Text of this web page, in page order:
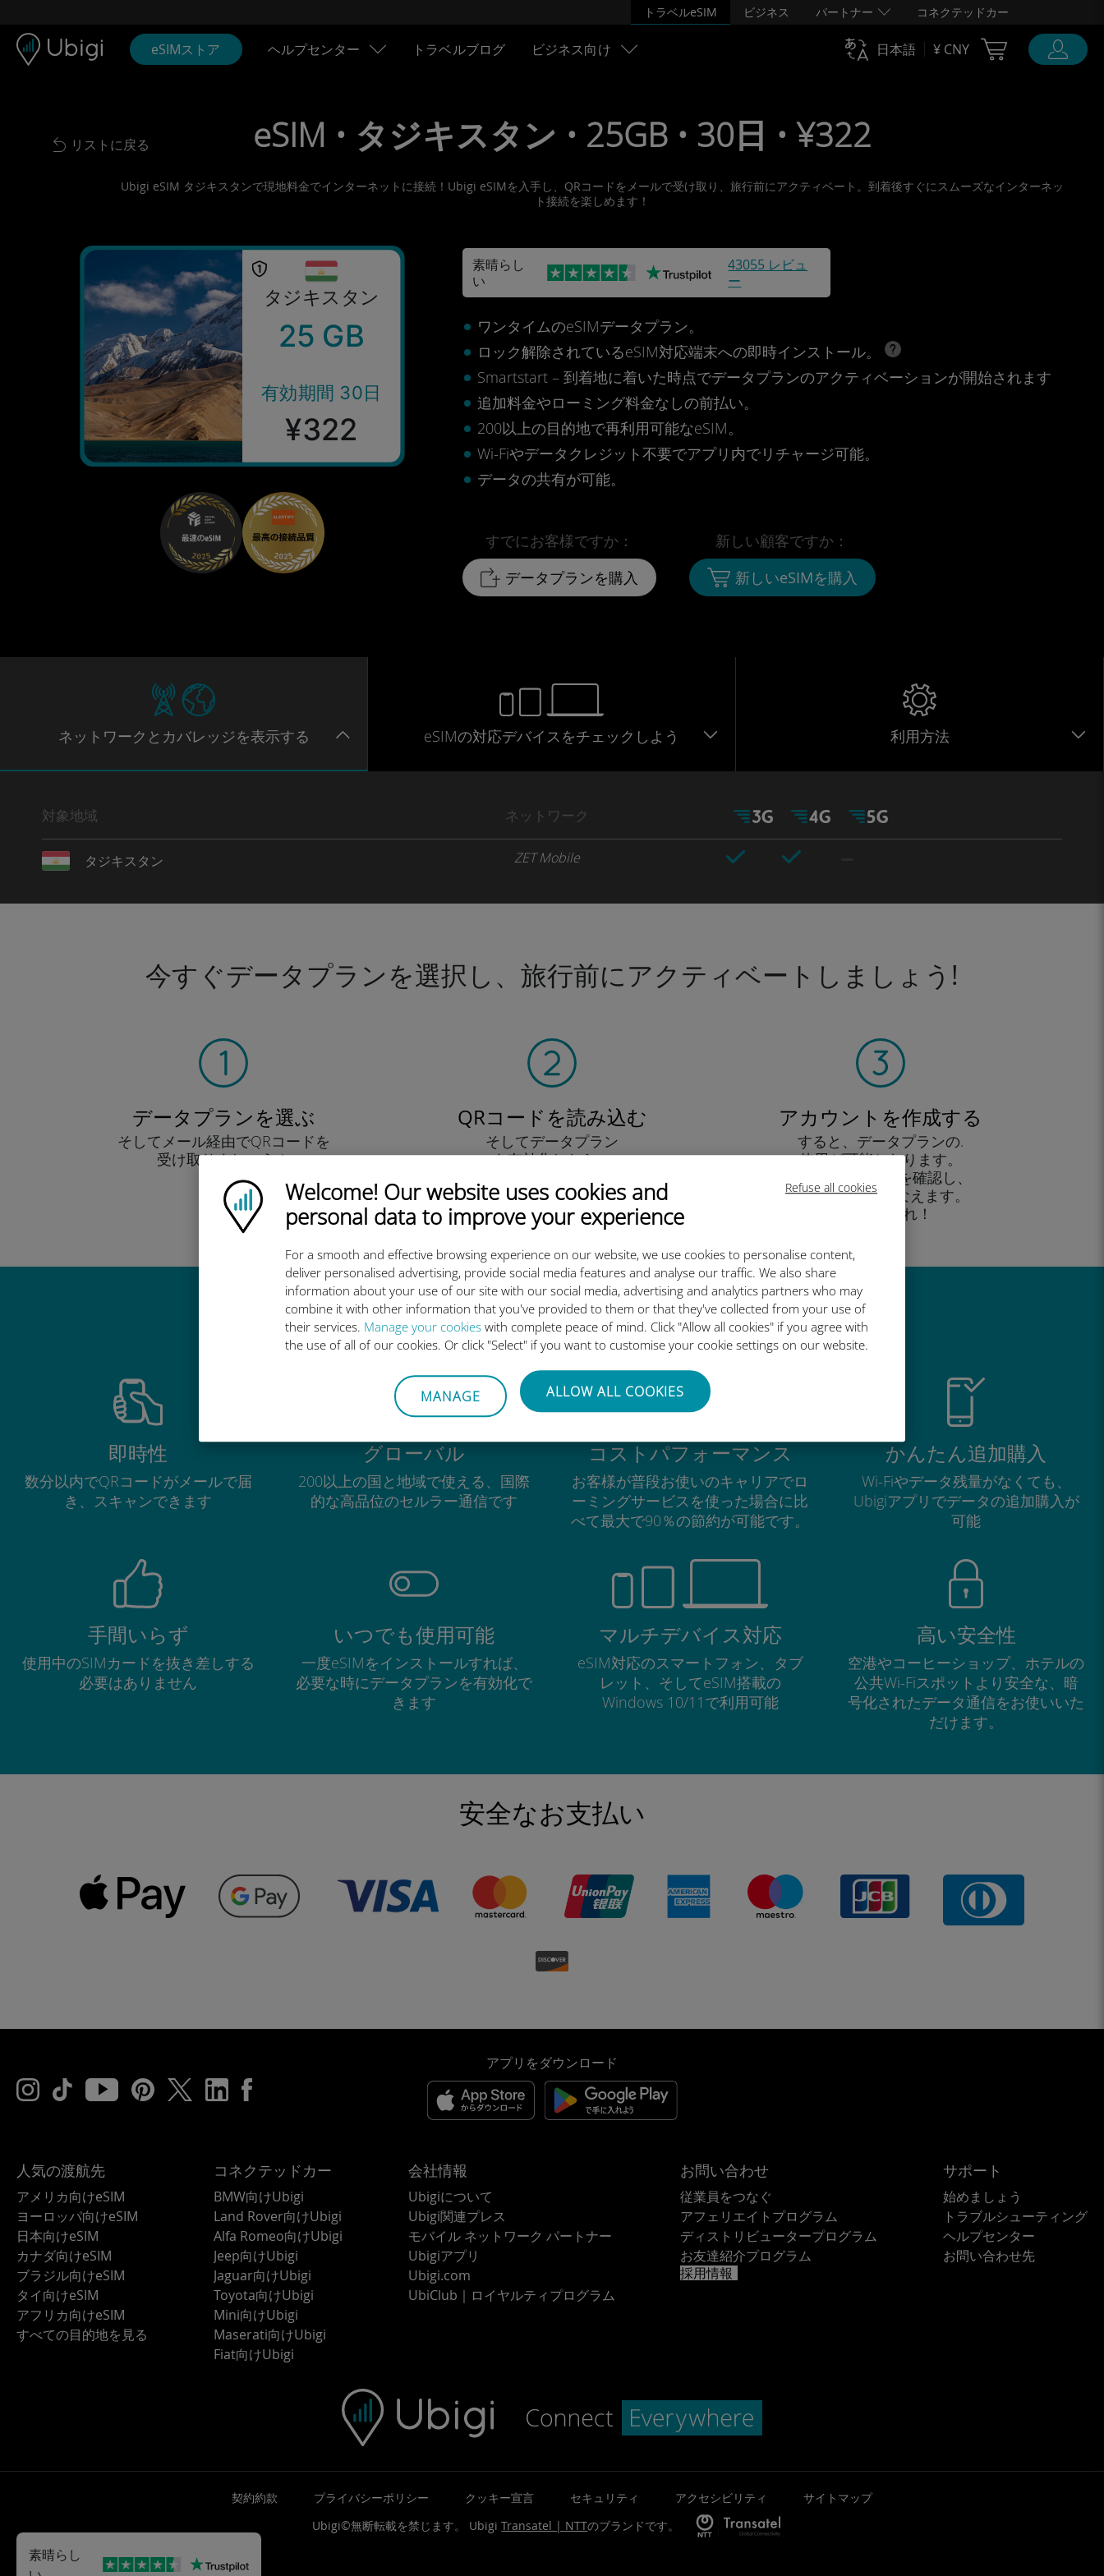
Refuse all cookies
Ubigi logo
Welcome! Our website uses cookies and
personal data to improve your experience
For a smooth and effective browsing experience on our website, we use cookies to personalise content,
deliver personalised advertising, provide social media features and analyse our traffic. We also share
information about your use of our site with our social media, advertising and analytics partners who may
combine it with other information that you've provided to them or that they've collected from your use of
their services. Manage your cookies with complete peace of mind. Click "Allow all cookies" if you agree with
the use of all of our cookies. Or click "Select" if you want to customise your cookie settings on our website.
MANAGE ALLOW ALL COOKIES
トラベルeSIM ビジネス パートナー コネクテッドカー
eSIMストア ヘルプセンター トラベルブログ ビジネス向け 日本語 ¥ CNY Cart Ubigi
Back to list
リストに戻る eSIM • タジキスタン • 25GB • 30日 • ¥322
Ubigi eSIM タジキスタンで現地料金でインターネットに接続！Ubigi eSIMを入手し、QRコードをメールで受け取り、旅行前にアクティベート。到着後すぐにスムーズなインターネッ
ト接続を楽しめます！
タジキスタン
25 GB
有効期間 30日
¥322
素晴らし
い
43055 レビュ
ー
ワンタイムのeSIMデータプラン。
ロック解除されているeSIM対応端末への即時インストール。
Smartstart – 到着地に着いた時点でデータプランのアクティベーションが開始されます
追加料金やローミング料金なしの前払い。
200以上の目的地で再利用可能なeSIM。
Wi-Fiやデータクレジット不要でアプリ内でリチャージ可能。
データの共有が可能。
すでにお客様ですか：
データプランを購入
新しい顧客ですか：
新しいeSIMを購入
ネットワークとカバレッジを表示する eSIMの対応デバイスをチェックしよう 利用方法
対象地域 ネットワーク
タジキスタン ZET Mobile
今すぐデータプランを選択し、旅行前にアクティベートしましょう!
データプランを選ぶ
そしてメール経由でQRコードを
受け取りましょう！
早い！
QRコードを読み込む
そしてデータプラン
を有効化したら、
しょう シンプル！
アカウントを作成する
すると、データプランの.
使用が可能となります。
外出先 から残高を確認し、
追加購入がおこなえます。
お楽しみあれ！
Ubigi International eSIMがすごい理由
即時性
数分以内でQRコードがメールで届
き、スキャンできます
グローバル
200以上の国と地域で使える、国際
的な高品位のセルラー通信です
コストパフォーマンス
お客様が普段お使いのキャリアでロ
ーミングサービスを使った場合に比
べて最大で90％の節約が可能です。
かんたん追加購入
Wi-Fiやデータ残量がなくても、
Ubigiアプリでデータの追加購入が
可能
手間いらず
使用中のSIMカードを抜き差しする
必要はありません
いつでも使用可能
一度eSIMをインストールすれば、
必要な時にデータプランを有効化で
きます
マルチデバイス対応
eSIM対応のスマートフォン、タブ
レット、そしてeSIM搭載の
Windows 10/11で利用可能
高い安全性
空港やコーヒーショップ、ホテルの
公共Wi-Fiスポットより安全な、暗
号化されたデータ通信をお使いいた
だけます。
安全なお支払い
アプリをダウンロード
人気の渡航先
アメリカ向けeSIM
ヨーロッパ向けeSIM
日本向けeSIM
カナダ向けeSIM
ブラジル向けeSIM
タイ向けeSIM
アフリカ向けeSIM
すべての目的地を見る
コネクテッドカー
BMW向けUbigi
Land Rover向けUbigi
Alfa Romeo向けUbigi
Jeep向けUbigi
Jaguar向けUbigi
Toyota向けUbigi
Mini向けUbigi
Maserati向けUbigi
Fiat向けUbigi
会社情報
Ubigiについて
Ubigi関連プレス
モバイル ネットワーク パートナー
Ubigiアプリ
Ubigi.com
UbiClub｜ロイヤルティプログラム
お問い合わせ
従業員をつなぐ
アフェリエイトプログラム
ディストリビュータープログラム
お友達紹介プログラム
採用情報
サポート
始めましょう
トラブルシューティング
ヘルプセンター
お問い合わせ先
契約約款 プライバシーポリシー クッキー宣言 セキュリティ アクセシビリティ
サイトマップ
Ubigi©無断転載を禁じます。 UbigiTransatel | NTTのブランドです。
素晴らし